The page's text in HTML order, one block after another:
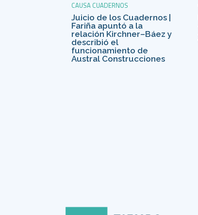
CAUSA CUADERNOS
Juicio de los Cuadernos |
Fariña apuntó a la
relación Kirchner–Báez y
describió el
funcionamiento de
Austral Construcciones